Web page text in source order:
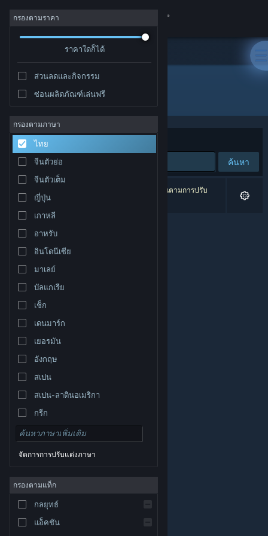
เข้าสู่ระบบ
ชุมชน
เกี่ยวกับ
ฝ่ายสนับสนุน
เปลี่ยนภาษา
รับแอป Steam แบบพกพา
ชมเว็บไซต์สำหรับเดสก์ท็อป
© Valve Corporation สงวนลิขสิทธิ์ เครื่องหมายการค้า
และประเทศอื่น
นโยบายความเป็นส่วนตัว
การช่วยการเข้าถึง|
Steam| การคืนเงิน
กรองตามราคา
ราคาใดก็ได้
ส่วนลดและกิจกรรม
ซ่อนผลิตภัณฑ์เล่นฟรี
กรองตามภาษา
ไทย
จีนตัวย่อ
จีนตัวเต็ม
ญี่ปุ่น
เกาหลี
อาหรับ
อินโดนีเซีย
มาเลย์
บัลแกเรีย
เช็ก
เดนมาร์ก
เยอรมัน
อังกฤษ
สเปน
สเปน-ลาตินอเมริกา
กรีก
จัดการการปรับแต่งภาษา
กรองตามแท็ก
กลยุทธ์
แอ็คชัน
ผู้พัฒนา: Skeleboom Project
จัดเรียงตาม
ค้นหา
0 ผลลัพธ์ตรงกับที่คุณค้นหา 2 ผลิตภัณฑ์ได้ถูกละเว้นตามการปรับ
แต่งของคุณ